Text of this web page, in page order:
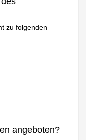
zu folgenden
angeboten?